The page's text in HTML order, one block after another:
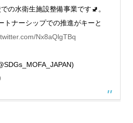
の水衛生施設整備事業です🚽。
トナーシップでの推進がキーと
Nx8aQlgTBq